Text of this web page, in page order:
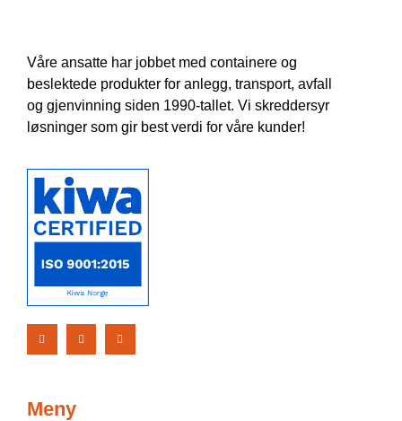
Våre ansatte har jobbet med containere og
beslektede produkter for anlegg, transport, avfall
og gjenvinning siden 1990-tallet. Vi skreddersyr
løsninger som gir best verdi for våre kunder!
Meny